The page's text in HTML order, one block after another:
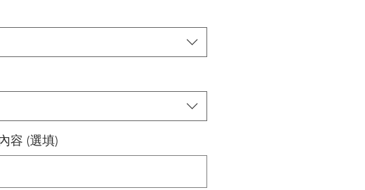
格
格
容 (選填)